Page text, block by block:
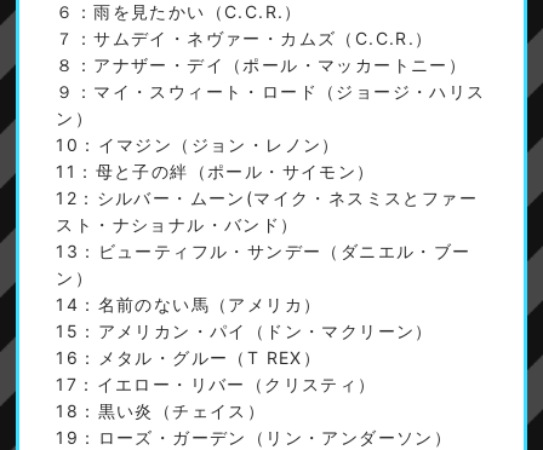
６：雨を見たかい（C.C.R.）
７：サムデイ・ネヴァー・カムズ（C.C.R.）
８：アナザー・デイ（ポール・マッカートニー）
９：マイ・スウィート・ロード（ジョージ・ハリス
ン）
10：イマジン（ジョン・レノン）
11：母と子の絆（ポール・サイモン）
12：シルバー・ムーン(マイク・ネスミスとファー
スト・ナショナル・バンド）
13：ビューティフル・サンデー（ダニエル・ブー
ン）
14：名前のない馬（アメリカ）
15：アメリカン・パイ（ドン・マクリーン）
16：メタル・グルー（T REX）
17：イエロー・リバー（クリスティ）
18：黒い炎（チェイス）
19：ローズ・ガーデン（リン・アンダーソン）